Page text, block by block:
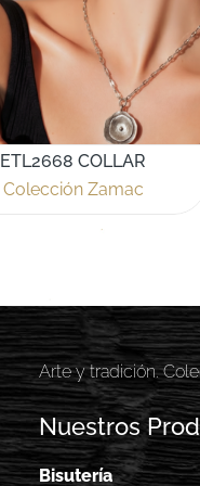
ETL2668 COLLAR
Colección Zamac
Arte y tradición.
Nuestros
Bisutería